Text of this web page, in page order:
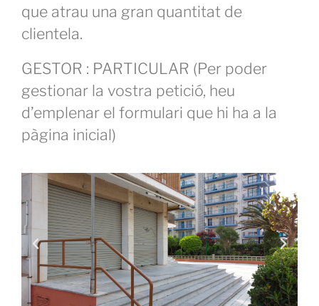
que atrau una gran quantitat de
clientela.
GESTOR : PARTICULAR (Per poder
gestionar la vostra petició, heu
d’emplenar el formulari que hi ha a la
pàgina inicial)